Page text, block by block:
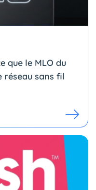
que le MLO du
réseau sans fil